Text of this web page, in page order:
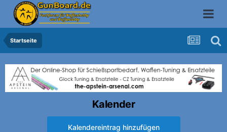
Startseite
Kalender
Kalendereintrag hinzufügen